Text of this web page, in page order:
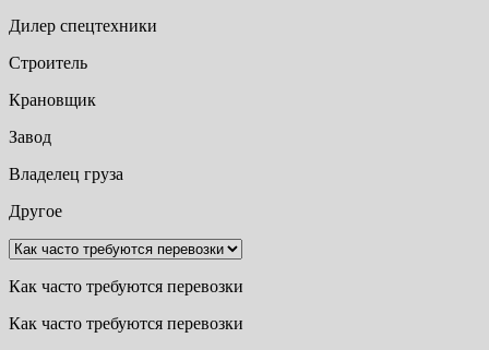
Дилер спецтехники
Строитель
Крановщик
Завод
Владелец груза
Другое
Как часто требуются перевозки
Как часто требуются перевозки